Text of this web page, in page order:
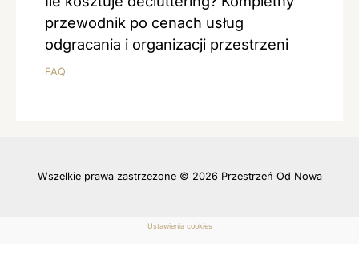
przewodnik po cenach usług
odgracania i organizacji przestrzeni
FAQ
Wszelkie prawa zastrzeżone © 2026 Przestrzeń Od Nowa
Ustawienia cookies